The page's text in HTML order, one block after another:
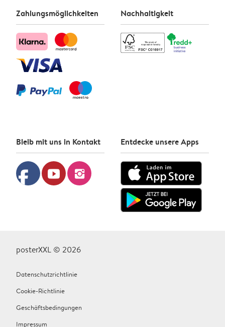
Zahlungsmöglichkeiten Nachhaltigkeit
Bleib mit uns in Kontakt
facebook youtube instagram
Entdecke unsere Apps
posterXXL © 2026
Datenschutzrichtlinie
Cookie-Richtlinie
Geschäftsbedingungen
Impressum